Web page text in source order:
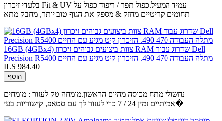
בלעדי זיכרון Fit & UV עמיד המעיל.כפול תפר / ריפוד כפול על
תחומים קריטיים מחזק & מספק את הגוף טוב יותר, מחבק מתא
16GB (4GBx4) צוות ביצועים גבוהים זיכרון RAM שדרוג עבור Dell
Precision R5400 מתלה העבודה 470 490. הזיכרון קיט מגיע עם החיים
ILS 984.40
הוסף
נחשולי מתח מכוסה מהיום הראשון.מומחה טק לעזור : מומחים
אמיתיים זמין 24 / 7 כדי לעזור לך עם סטאפ, קישוריות בעי�